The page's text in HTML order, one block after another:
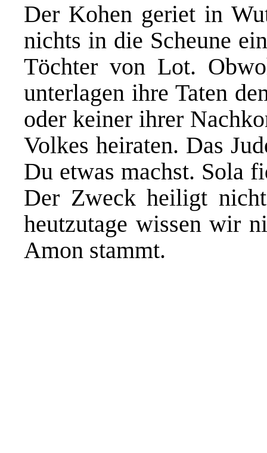
Der Kohen geriet in
nichts in die Scheune
Töchter von Lot.
unterlagen ihre Taten
oder keiner ihrer
Volkes heiraten. Das
Du etwas machst. Sola
Der Zweck heiligt
heutzutage wissen wir
Amon stammt.